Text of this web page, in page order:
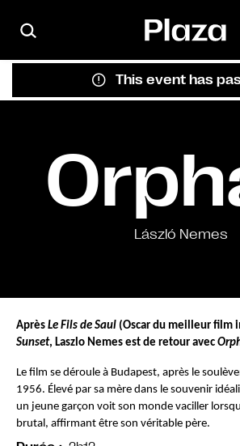
This event has
László Nemes
Après Le Fils de Saul
Sunset, Laszlo Nemes est de retour avec
Le film se déroule à Budapest, après le
1956. Élevé par sa mère dans le souvenir
un jeune garçon voit son monde vaciller
brutal, affirmant être son véritable père.